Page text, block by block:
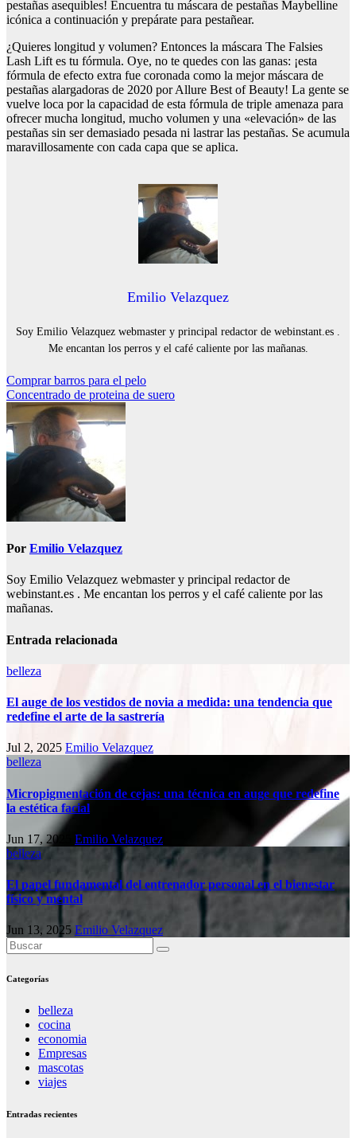
pestañas asequibles! Encuentra tu máscara de pestañas Maybelline
icónica a continuación y prepárate para pestañear.
¿Quieres longitud y volumen? Entonces la máscara The Falsies
Lash Lift es tu fórmula. Oye, no te quedes con las ganas: ¡esta
fórmula de efecto extra fue coronada como la mejor máscara de
pestañas alargadoras de 2020 por Allure Best of Beauty! La gente se
vuelve loca por la capacidad de esta fórmula de triple amenaza para
ofrecer mucha longitud, mucho volumen y una «elevación» de las
pestañas sin ser demasiado pesada ni lastrar las pestañas. Se acumula
maravillosamente con cada capa que se aplica.
Emilio Velazquez
Soy Emilio Velazquez webmaster y principal redactor de webinstant.es .
Me encantan los perros y el café caliente por las mañanas.
Navegación
de
entradas
Comprar barros para el pelo
Concentrado de proteina de suero
Por Emilio Velazquez
Soy Emilio Velazquez webmaster y principal redactor de
webinstant.es . Me encantan los perros y el café caliente por las
mañanas.
Entrada relacionada
belleza
El auge de los vestidos de novia a medida: una tendencia que
redefine el arte de la sastrería
Jul 2, 2025 Emilio Velazquez
belleza
Micropigmentación de cejas: una técnica en auge que redefine
la estética facial
Jun 17, 2025 Emilio Velazquez
belleza
El papel fundamental del entrenador personal en el bienestar
físico y mental
Jun 13, 2025 Emilio Velazquez
Categorías
belleza
cocina
economia
Empresas
mascotas
viajes
Entradas recientes